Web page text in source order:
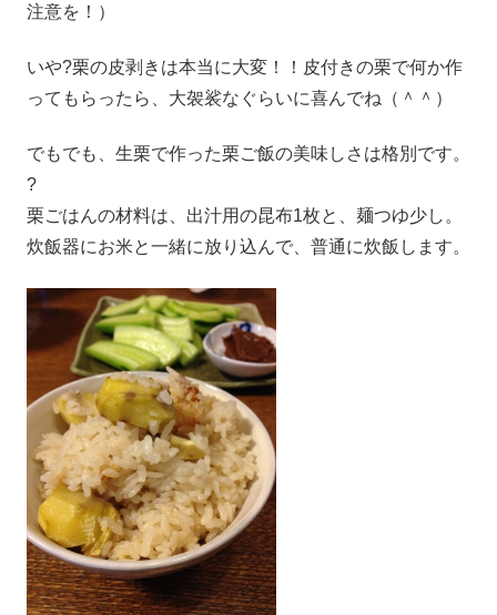
注意を！）
いや?栗の皮剥きは本当に大変！！皮付きの栗で何か作
ってもらったら、大袈裟なぐらいに喜んでね（＾＾）
でもでも、生栗で作った栗ご飯の美味しさは格別です。
?
栗ごはんの材料は、出汁用の昆布1枚と、麺つゆ少し。
炊飯器にお米と一緒に放り込んで、普通に炊飯します。